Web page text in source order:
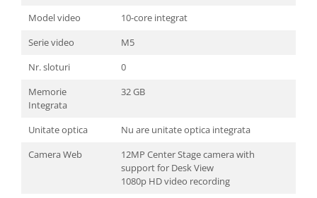
Model video
10-core integrat
Serie video
M5
Nr. sloturi
0
Memorie
Integrata
32 GB
Unitate optica
Nu are unitate optica integrata
Camera Web
12MP Center Stage camera with
support for Desk View
1080p HD video recording